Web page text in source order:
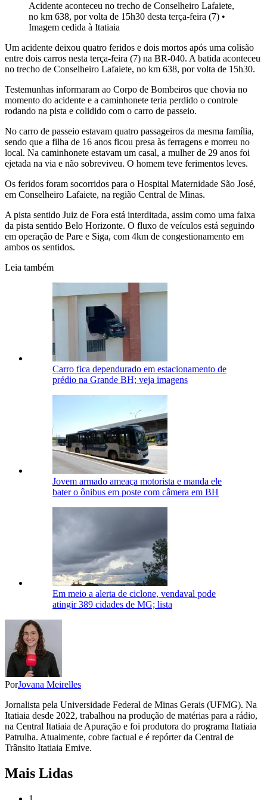
Acidente aconteceu no trecho de Conselheiro Lafaiete,
no km 638, por volta de 15h30 desta terça-feira (7) •
Imagem cedida à Itatiaia
Um acidente deixou quatro feridos e dois mortos após uma colisão
entre dois carros nesta terça-feira (7) na BR-040. A batida aconteceu
no trecho de Conselheiro Lafaiete, no km 638, por volta de 15h30.
Testemunhas informaram ao Corpo de Bombeiros que chovia no
momento do acidente e a caminhonete teria perdido o controle
rodando na pista e colidido com o carro de passeio.
No carro de passeio estavam quatro passageiros da mesma família,
sendo que a filha de 16 anos ficou presa às ferragens e morreu no
local. Na caminhonete estavam um casal, a mulher de 29 anos foi
ejetada na via e não sobreviveu. O homem teve ferimentos leves.
Os feridos foram socorridos para o Hospital Maternidade São José,
em Conselheiro Lafaiete, na região Central de Minas.
A pista sentido Juiz de Fora está interditada, assim como uma faixa
da pista sentido Belo Horizonte. O fluxo de veículos está seguindo
em operação de Pare e Siga, com 4km de congestionamento em
ambos os sentidos.
Leia também
Carro fica dependurado em estacionamento de
prédio na Grande BH; veja imagens
Jovem armado ameaça motorista e manda ele
bater o ônibus em poste com câmera em BH
Em meio a alerta de ciclone, vendaval pode
atingir 389 cidades de MG; lista
PorJovana Meirelles
Jornalista pela Universidade Federal de Minas Gerais (UFMG). Na
Itatiaia desde 2022, trabalhou na produção de matérias para a rádio,
na Central Itatiaia de Apuração e foi produtora do programa Itatiaia
Patrulha. Atualmente, cobre factual e é repórter da Central de
Trânsito Itatiaia Emive.
Mais Lidas